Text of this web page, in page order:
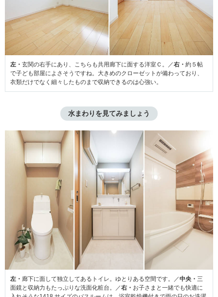
左・ 玄関の右手にあり、こちらも共用廊下に面する洋室Ｃ。／右・ 約５帖
で子ども部屋によさそうですね。大きめのクローゼットが備わっており、
衣類だけでなく細々したものまで収納できるのは心強い。
水まわりを見てみましょう
左・ 廊下に面して独立してあるトイレ。ゆとりある空間です。／中央・ 三
面鏡と収納力もたっぷりな洗面化粧台。／右・ お子さまと一緒でも快適に